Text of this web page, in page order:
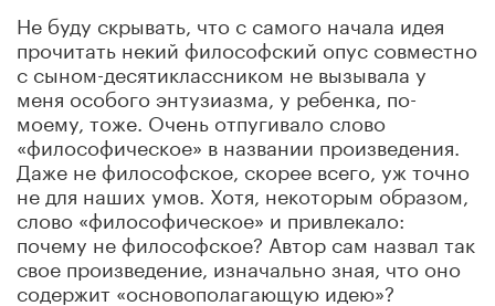
Не буду скрывать, что с самого начала идея
прочитать некий философский опус совместно
с сыном-десятиклассником не вызывала у
меня особого энтузиазма, у ребенка, по-
моему, тоже. Очень отпугивало слово
«философическое» в названии произведения.
Даже не философское, скорее всего, уж точно
не для наших умов. Хотя, некоторым образом,
слово «философическое» и привлекало:
почему не философское? Автор сам назвал так
свое произведение, изначально зная, что оно
содержит «основополагающую идею»?